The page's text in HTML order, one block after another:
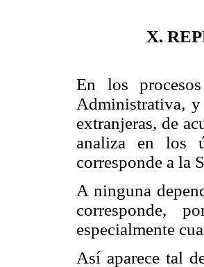
X.
En los
Administrativa, y
extranjeras, de
analiza en los
corresponde a la
A ninguna
corresponde,
especialmente
Así aparece tal